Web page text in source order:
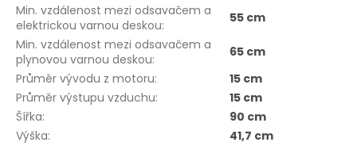
Min. vzdálenost mezi odsavačem a
elektrickou varnou deskou:
55 cm
Min. vzdálenost mezi odsavačem a
plynovou varnou deskou:
65 cm
Průměr vývodu z motoru:
15 cm
Průměr výstupu vzduchu:
15 cm
Šířka:
90 cm
Výška:
41,7 cm